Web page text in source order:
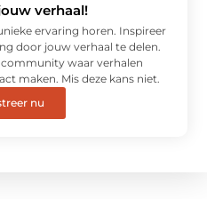
verhaal!
ervaring horen. Inspireer
door jouw verhaal te delen.
waar verhalen
maken. Mis deze kans niet.
nu